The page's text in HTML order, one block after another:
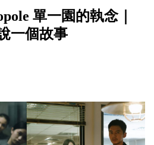
單一園的執念｜
一個故事